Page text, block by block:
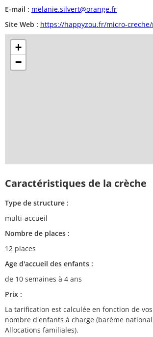
E-mail : melanie.silvert@orange.fr
Site Web : https://happyzou.fr/micro-
+
−
Caractéristiques de la crèche
Type de structure :
multi-accueil
Nombre de places :
12 places
Age d'accueil des enfants :
de 10 semaines à 4 ans
Prix :
La tarification est calculée en fonction de
nombre d'enfants à charge (barème
Allocations familiales).